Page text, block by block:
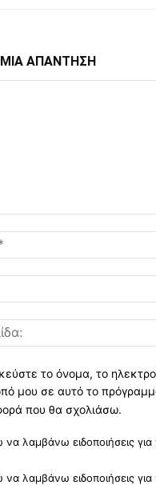
ΑΠΑΝΤΗΣΗ
το όνομα, το
μου σε αυτό το
που θα σχολιάσω.
να λαμβάνω ειδοποιήσεις
να λαμβάνω ειδοποιήσεις